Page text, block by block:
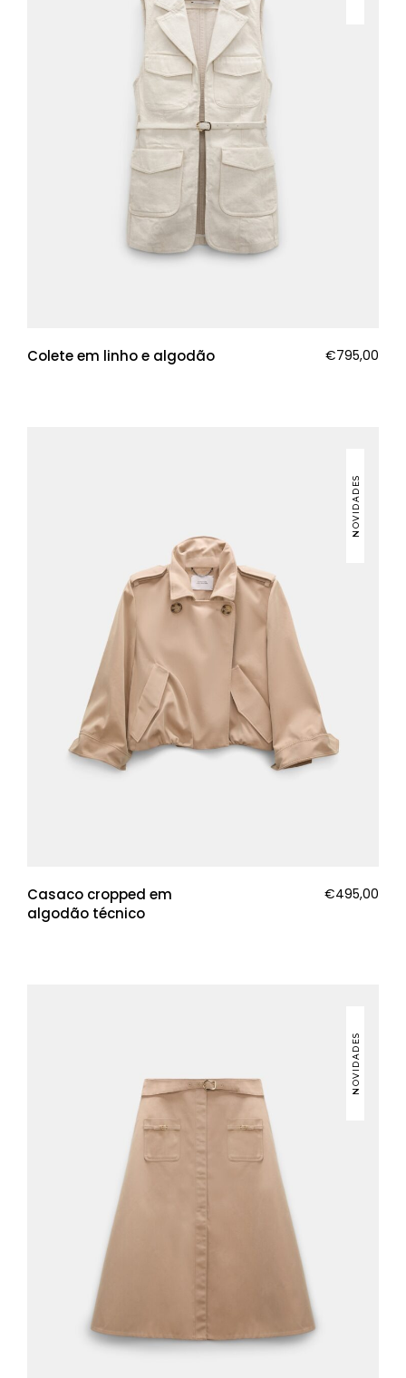
Colete em linho e algodão €795,00
NOVIDADES
Casaco cropped em
algodão técnico
€495,00
NOVIDADES